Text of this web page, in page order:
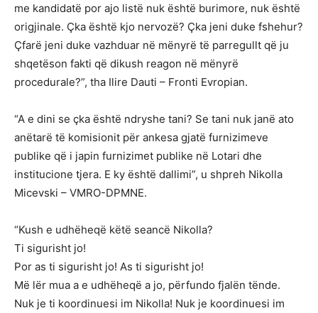
me kandidatë por ajo listë nuk është burimore, nuk është
origjinale. Çka është kjo nervozë? Çka jeni duke fshehur?
Çfarë jeni duke vazhduar në mënyrë të parregullt që ju
shqetëson fakti që dikush reagon në mënyrë
procedurale?”, tha Ilire Dauti – Fronti Evropian.
“A e dini se çka është ndryshe tani? Se tani nuk janë ato
anëtarë të komisionit për ankesa gjatë furnizimeve
publike që i japin furnizimet publike në Lotari dhe
institucione tjera. E ky është dallimi”, u shpreh Nikolla
Micevski – VMRO-DPMNE.
“Kush e udhëheqë këtë seancë Nikolla?
Ti sigurisht jo!
Por as ti sigurisht jo! As ti sigurisht jo!
Më lër mua a e udhëheqë a jo, përfundo fjalën tënde.
Nuk je ti koordinuesi im Nikolla! Nuk je koordinuesi im